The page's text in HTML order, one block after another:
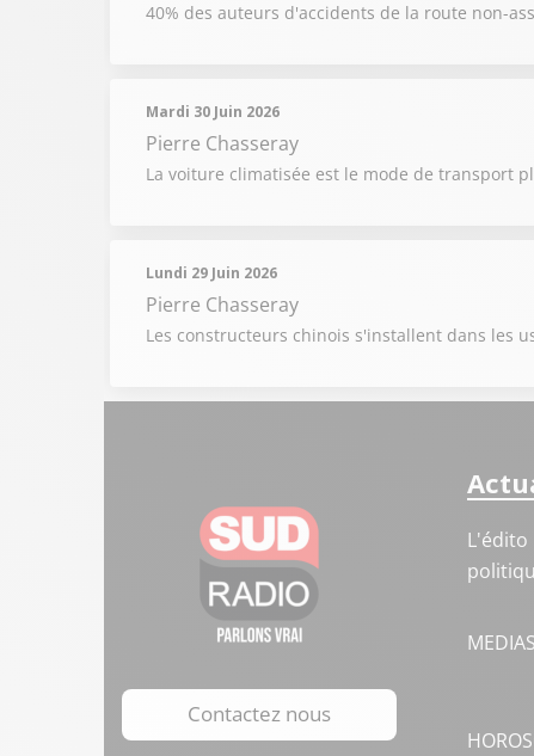
40% des auteurs d'accidents de la route non-
Mardi 30 Juin 2026
Pierre Chasseray
La voiture climatisée est le mode de transport
Lundi 29 Juin 2026
Pierre Chasseray
Les constructeurs chinois s'installent dans les
Contactez nous
L'édito
MEDIAS